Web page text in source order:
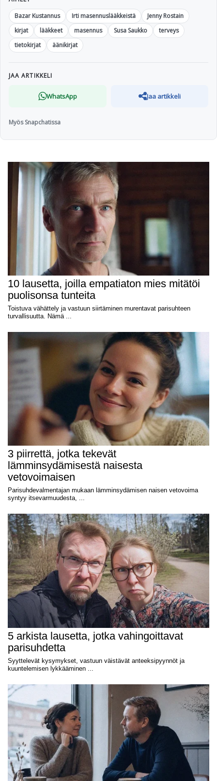
Bazar Kustannus
Irti masennuslääkkeistä
Jenny Rostain
kirjat
lääkkeet masennus Susa Saukko
terveys
tietokirjat
äänikirjat
JAA ARTIKKELI
WhatsApp Jaa artikkeli
Myös Snapchatissa